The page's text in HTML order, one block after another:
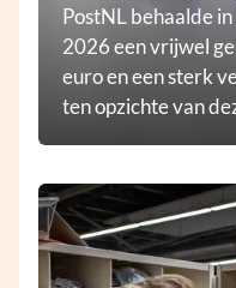
PostNL behaalde
2026 een vrijwel
euro en een sterk
ten opzichte van